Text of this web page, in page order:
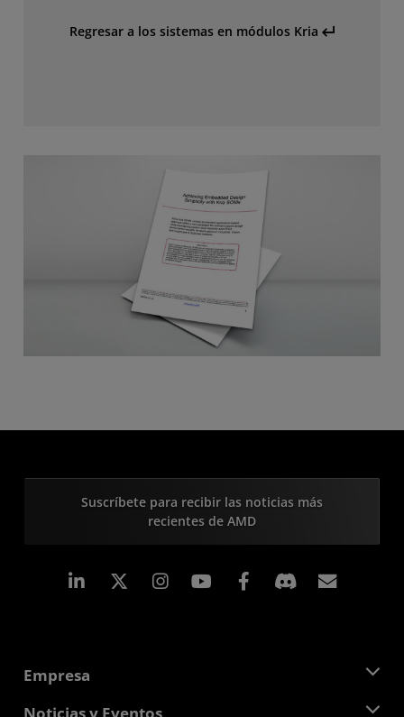
Regresar a los sistemas en módulos Kria
Suscríbete para recibir las noticias más
recientes de AMD
LinkedIn Instagram Facebook
Empresa
Acerca de AMD
Noticias y Eventos